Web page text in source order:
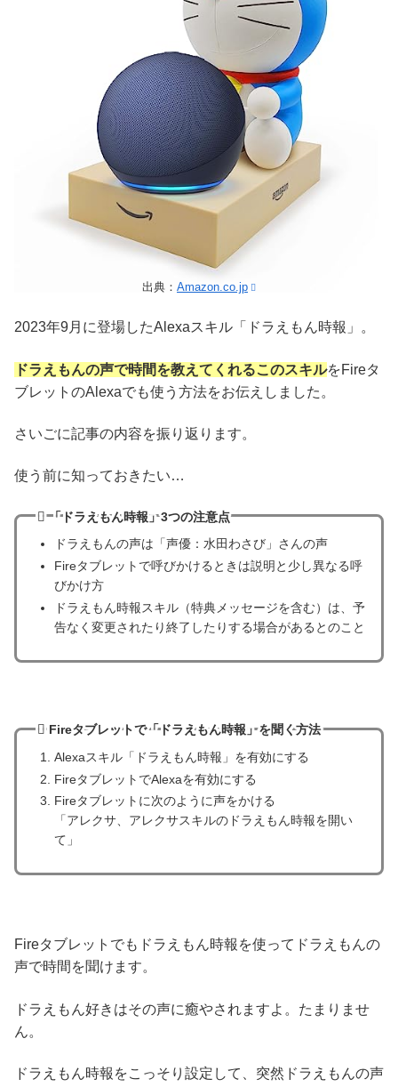
出典： Amazon.co.jp
2023年9月に登場したAlexaスキル「ドラえもん時報」。
ドラえもんの声で時間を教えてくれるこのスキルをFireタ
ブレットのAlexaでも使う方法をお伝えしました。
さいごに記事の内容を振り返ります。
使う前に知っておきたい…
「ドラえもん時報」3つの注意点
ドラえもんの声は「声優：水田わさび」さんの声
Fireタブレットで呼びかけるときは説明と少し異なる呼
びかけ方
ドラえもん時報スキル（特典メッセージを含む）は、予
告なく変更されたり終了したりする場合があるとのこと
Fireタブレットで「ドラえもん時報」を聞く方法
Alexaスキル「ドラえもん時報」を有効にする
FireタブレットでAlexaを有効にする
Fireタブレットに次のように声をかける
「アレクサ、アレクサスキルのドラえもん時報を開い
て」
Fireタブレットでもドラえもん時報を使ってドラえもんの
声で時間を聞けます。
ドラえもん好きはその声に癒やされますよ。たまりませ
ん。
ドラえもん時報をこっそり設定して、突然ドラえもんの声